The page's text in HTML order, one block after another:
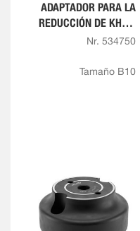
ADAPTADOR PARA LA
REDUCCIÓN DE KH20,
KP20, KP10.3 A B10
Nr. 534750
Tamaño B10